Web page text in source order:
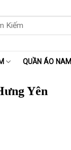
QUẦN ÁO NAM
Yên